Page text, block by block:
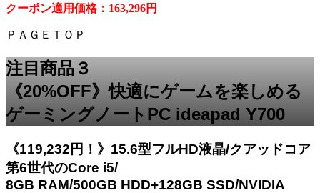
クーポン適用価格：163,296円
ＰＡＧＥＴＯＰ
注目商品３
《20%OFF》快適にゲームを楽しめる
ゲーミングノートPC ideapad Y700
《119,232円！》15.6型フルHD液晶/クアッドコア
第6世代のCore i5/
8GB RAM/500GB HDD+128GB SSD/NVIDIA